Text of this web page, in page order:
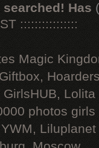
Has
::::::::::::::::
Magic
Lolita
photos
Liluplanet